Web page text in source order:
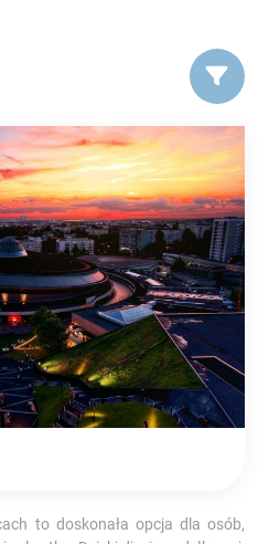
to doskonała opcja dla osób,